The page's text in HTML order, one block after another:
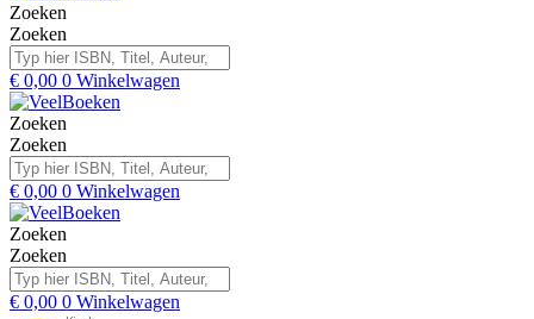
Zoeken
Zoeken
€ 0,00 0 Winkelwagen
Zoeken
Zoeken
€ 0,00 0 Winkelwagen
Zoeken
Zoeken
€ 0,00 0 Winkelwagen